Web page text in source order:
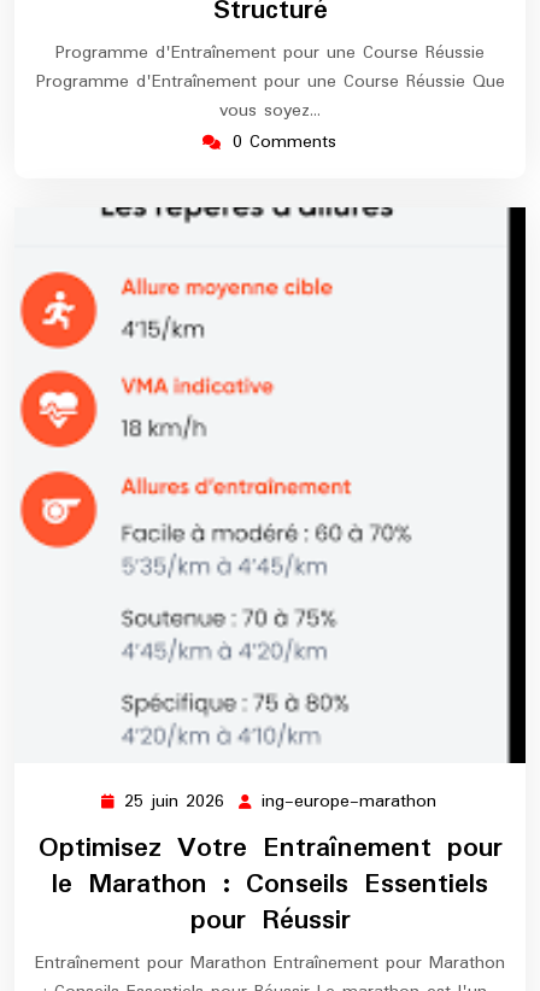
Structuré
Programme d'Entraînement pour une Course Réussie
Programme d'Entraînement pour une Course Réussie Que
vous soyez…
0 Comments
25 juin 2026 25
2026
ing-europe-marathon
marathon
Optimisez Votre Entraînement pour
le Marathon : Conseils Essentiels
pour Réussir
Entraînement pour Marathon Entraînement pour Marathon